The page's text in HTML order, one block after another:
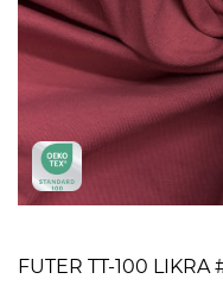
FUTER TT-100 LIKRA